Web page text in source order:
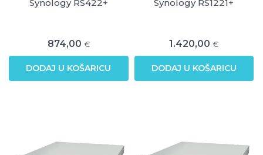
Synology RS422+
874,00 €
DODAJ U KOŠARICU
Synology RS1221+
1.420,00€
DODAJ U KOŠARICU